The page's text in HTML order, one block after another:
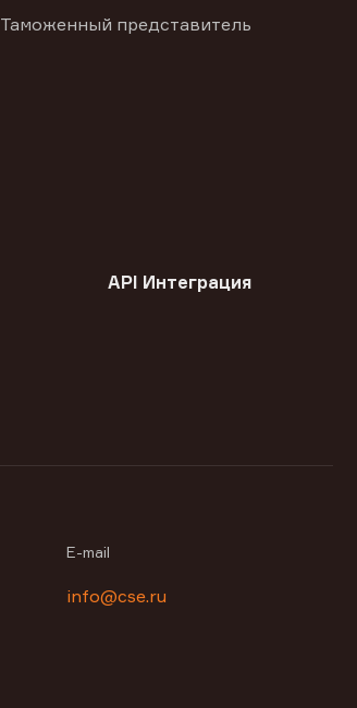
Таможенный представитель
API Интеграция
E-mail
info@cse.ru